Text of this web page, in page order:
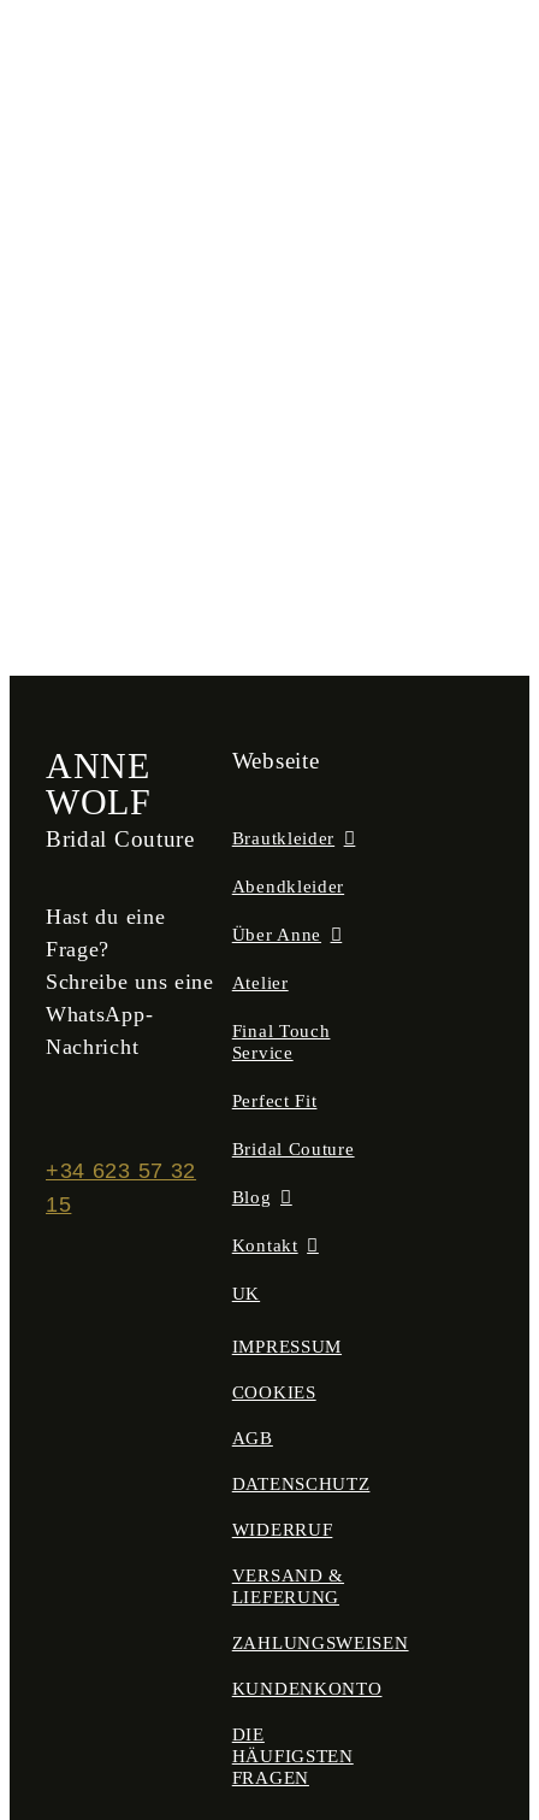
ANNE
WOLF
Bridal Couture
Hast du eine
Frage?
Schreibe uns eine
WhatsApp-
Nachricht
+34 623 57 32
15
Webseite
Brautkleider
Abendkleider
Über Anne
Atelier
Final Touch
Service
Perfect Fit
Bridal Couture
Blog
Kontakt
UK
IMPRESSUM
COOKIES
AGB
DATENSCHUTZ
WIDERRUF
VERSAND &
LIEFERUNG
ZAHLUNGSWEISEN
KUNDENKONTO
DIE
HÄUFIGSTEN
FRAGEN